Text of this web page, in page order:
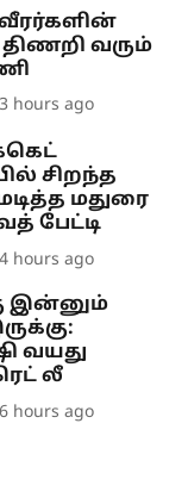
வரும்
3 hours ago
சிறந்த
மதுரை
பேட்டி
4 hours ago
இன்னும்
வயது
லீ
6 hours ago